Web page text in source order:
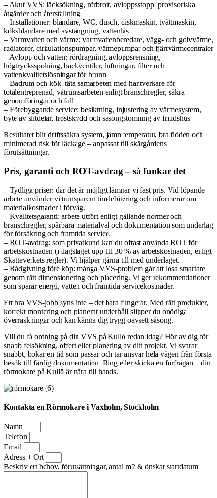
– Akut VVS: läcksökning, rörbrott, avloppsstopp, provisoriska
åtgärder och återställning
– Installationer: blandare, WC, dusch, diskmaskin, tvättmaskin,
köksblandare med avstängning, vattenlås
– Varmvatten och värme: varmvattenberedare, vägg- och golvvärme,
radiatorer, cirkulationspumpar, värmepumpar och fjärrvärmecentraler
– Avlopp och vatten: rördragning, avloppsrensning,
högtrycksspolning, backventiler, luftningar, filter och
vattenkvalitetslösningar för brunn
– Badrum och kök: täta samarbeten med hantverkare för
totalentreprenad, våtrumsarbeten enligt branschregler, säkra
genomföringar och fall
– Förebyggande service: besiktning, injustering av värmesystem,
byte av slitdelar, frostskydd och säsongstömning av fritidshus
Resultatet blir driftssäkra system, jämn temperatur, bra flöden och
minimerad risk för läckage – anpassat till skärgårdens
förutsättningar.
Pris, garanti och ROT-avdrag – så funkar det
– Tydliga priser: där det är möjligt lämnar vi fast pris. Vid löpande
arbete använder vi transparent timdebitering och informerar om
materialkostnader i förväg.
– Kvalitetsgaranti: arbete utfört enligt gällande normer och
branschregler, spårbara materialval och dokumentation som underlag
för försäkring och framtida service.
– ROT-avdrag: som privatkund kan du oftast använda ROT för
arbetskostnaden (i dagsläget upp till 30 % av arbetskostnaden, enligt
Skatteverkets regler). Vi hjälper gärna till med underlaget.
– Rådgivning före köp: många VVS-problem går att lösa smartare
genom rätt dimensionering och placering. Vi ger rekommendationer
som sparar energi, vatten och framtida servicekostnader.
Ett bra VVS-jobb syns inte – det bara fungerar. Med rätt produkter,
korrekt montering och planerat underhåll slipper du onödiga
överraskningar och kan känna dig trygg oavsett säsong.
Vill du få ordning på din VVS på Kullö redan idag? Hör av dig för
snabb felsökning, offert eller planering av ditt projekt. Vi svarar
snabbt, bokar en tid som passar och tar ansvar hela vägen från första
besök till färdig dokumentation. Ring eller skicka en förfrågan – din
rörmokare på Kullö är nära till hands.
Kontakta en Rörmokare i Vaxholm, Stockholm
Namn
Telefon
Email
Adress + Ort
Beskriv ert behov, förutsättningar, antal m2 & önskat startdatum